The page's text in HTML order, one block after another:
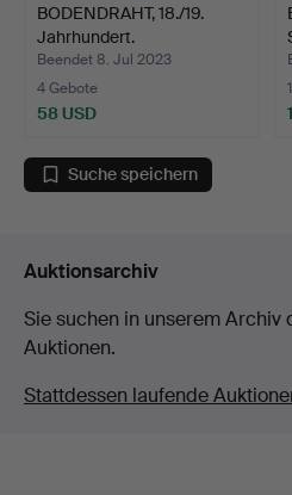
BODENDRAHT, 18./19.
Jahrhundert.
Beendet 8. Jul 2023
4 Gebote
58 USD
Suche speichern
Auktionsarchiv
Sie suchen in unserem Archiv
Auktionen.
Stattdessen laufende